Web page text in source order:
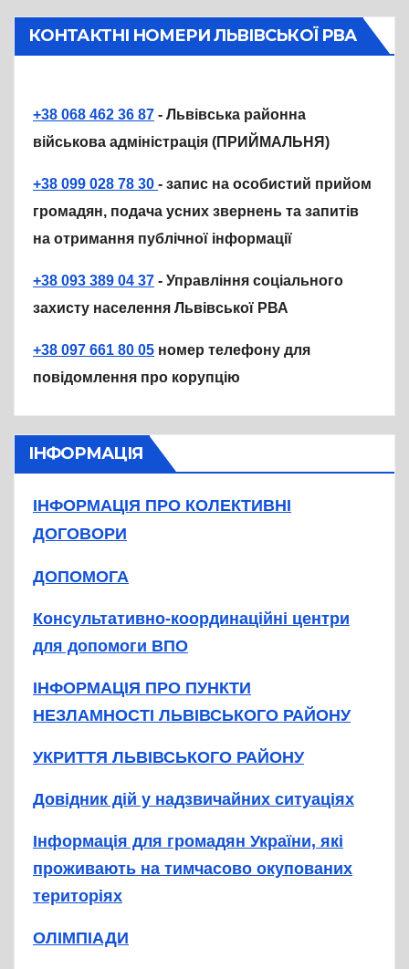
КОНТАКТНІ НОМЕРИ ЛЬВІВСЬКОЇ РВА
+38 068 462 36 87 - Львівська районна
військова адміністрація (ПРИЙМАЛЬНЯ)
+38 099 028 78 30 - запис на особистий прийом
громадян, подача усних звернень та запитів
на отримання публічної інформації
+38 093 389 04 37 - Управління соціального
захисту населення Львівської РВА
+38 097 661 80 05 номер телефону для
повідомлення про корупцію
ІНФОРМАЦІЯ
ІНФОРМАЦІЯ ПРО КОЛЕКТИВНІ
ДОГОВОРИ
ДОПОМОГА
Консультативно-координаційні центри
для допомоги ВПО
ІНФОРМАЦІЯ ПРО ПУНКТИ
НЕЗЛАМНОСТІ ЛЬВІВСЬКОГО РАЙОНУ
УКРИТТЯ ЛЬВІВСЬКОГО РАЙОНУ
Довідник дій у надзвичайних ситуаціях
Інформація для громадян України, які
проживають на тимчасово окупованих
територіях
ОЛІМПІАДИ